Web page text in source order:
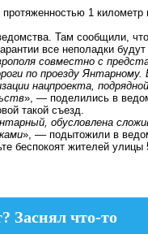
1
Там сообщили,
все неполадки
совместно с
по проезду
нацпроекта,
», — поделились в
такой съезд.
обусловлена
», –– подытожили в
беспокоят жителей
Заснял что-то